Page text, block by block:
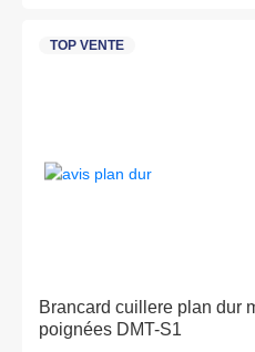
TOP VENTE
Brancard cuillere plan dur
poignées DMT-S1